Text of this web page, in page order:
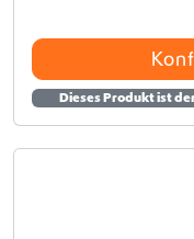
Dieses Produkt ist